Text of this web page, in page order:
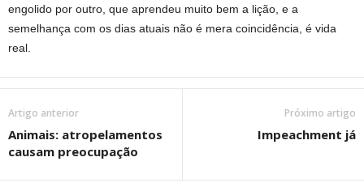
engolido por outro, que aprendeu muito bem a lição, e a
semelhança com os dias atuais não é mera coincidência, é vida
real.
Artigo anterior
Animais: atropelamentos
causam preocupação
Próximo artigo
Impeachment já